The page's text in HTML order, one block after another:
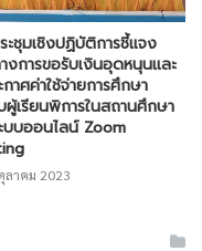
ะชุมเชิงปฏิบัติการชี้แจง
งการขอรับเงินอุดหนุนและ
กาศค่าใช้จ่ายการศึกษา
ผู้เรียนพิการในสถานศึกษา
บบออนไลน์ Zoom
ลาคม 2023